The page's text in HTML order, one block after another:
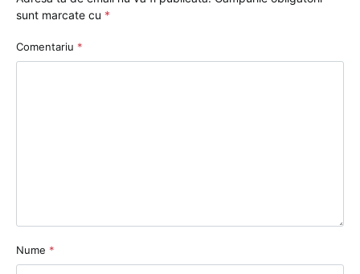
sunt marcate cu *
Comentariu *
Nume *